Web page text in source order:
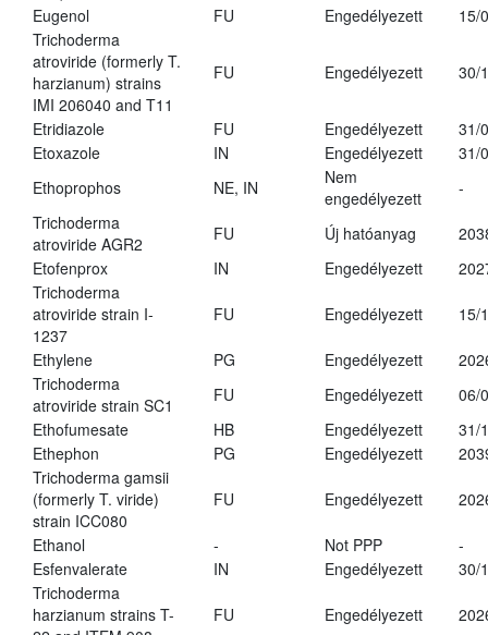
Eugenol
FU Engedélyezett
15/
Trichoderma
atroviride (formerly T.
harzianum) strains
IMI 206040 and T11
FU Engedélyezett 30/
Etridiazole FU Engedélyezett
31/
Etoxazole
IN Engedélyezett
31/
Ethoprophos
NE, IN
Nem
engedélyezett
-
Trichoderma
atroviride AGR2
FU Új hatóanyag
Etofenprox
IN Engedélyezett
Trichoderma
atroviride strain I-
1237
FU Engedélyezett 15/
Ethylene PG Engedélyezett
Trichoderma
atroviride strain SC1
FU Engedélyezett
06/
Ethofumesate
HB Engedélyezett
31/
Ethephon
PG Engedélyezett
Trichoderma gamsii
(formerly T. viride)
strain ICC080
FU Engedélyezett
Ethanol - Not PPP
-
Esfenvalerate
IN Engedélyezett
30/
Trichoderma
harzianum strains T-
FU Engedélyezett